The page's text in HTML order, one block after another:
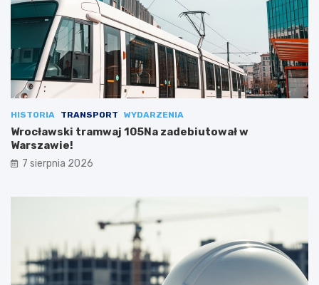
HISTORIA TRANSPORT WYDARZENIA
Wrocławski tramwaj 105Na zadebiutował w
Warszawie!
7 sierpnia 2026